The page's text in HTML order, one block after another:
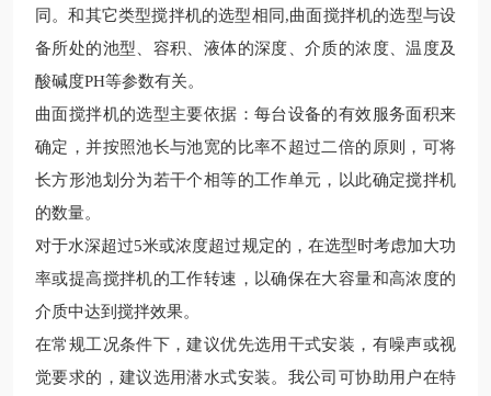
同。和其它类型搅拌机的选型相同,曲面搅拌机的选型与设
备所处的池型、容积、液体的深度、介质的浓度、温度及
酸碱度PH等参数有关。
曲面搅拌机的选型主要依据：每台设备的有效服务面积来
确定，并按照池长与池宽的比率不超过二倍的原则，可将
长方形池划分为若干个相等的工作单元，以此确定搅拌机
的数量。
对于水深超过5米或浓度超过规定的，在选型时考虑加大功
率或提高搅拌机的工作转速，以确保在大容量和高浓度的
介质中达到搅拌效果。
在常规工况条件下，建议优先选用干式安装，有噪声或视
觉要求的，建议选用潜水式安装。我公司可协助用户在特